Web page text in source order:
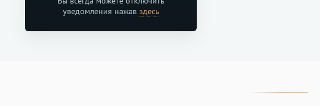
уведомления нажав здесь